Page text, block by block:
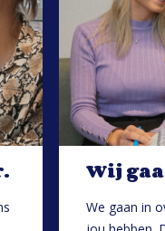
Wij
We gaan in